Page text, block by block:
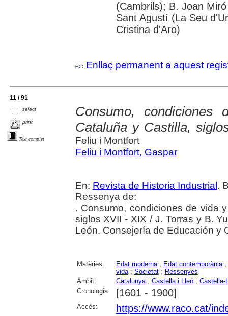
(Cambrils); B. Joan
Sant Agustí (La Seu
Cristina d'Aro)
Enllaç permanent a aquest
11 / 91
select
print
Text complet
Consumo, condiciones
Cataluña y Castilla,
Feliu i Montfort
Feliu i Montfort, Gaspar
En: Revista de Historia Industrial .
Ressenya de:
. Consumo, condiciones de vida
siglos XVII - XIX / J. Torras y B.
León. Consejería de Educación y
Matèries: Edat moderna; Edat contemporània;
vida; Societat; Ressenyes
Àmbit:
Catalunya; Castella i Lleó; Castella-
Cronologia:
[1601 - 1900]
Accés: https://www.raco.cat/